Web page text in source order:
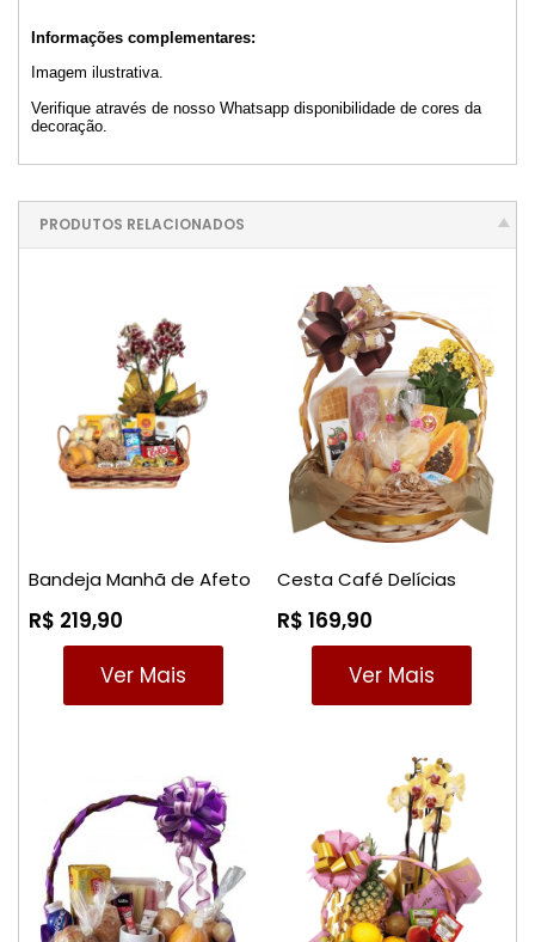
Informações complementares:
Imagem ilustrativa.
Verifique através de nosso Whatsapp disponibilidade de cores da
decoração.
PRODUTOS RELACIONADOS
Bandeja Manhã de Afeto
R$ 219,90
Ver Mais
Cesta Café Delícias
R$ 169,90
Ver Mais